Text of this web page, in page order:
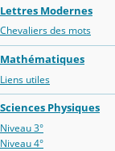
Lettres Modernes
Chevaliers des mots
Mathématiques
Liens utiles
Sciences Physiques
Niveau 3°
Niveau 4°